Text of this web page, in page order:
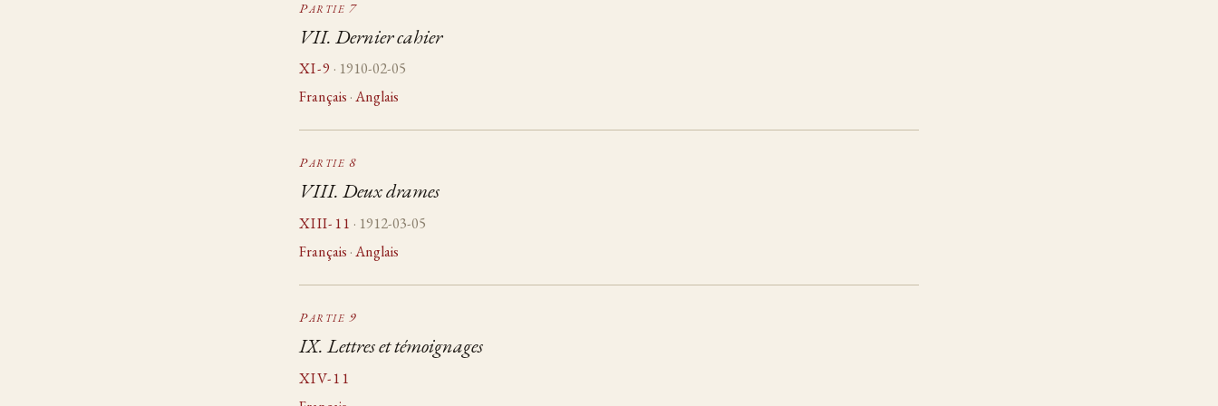
Partie 7
VII. Dernier cahier
XI-9 · 1910-02-05
Français ·Anglais
Partie 8
VIII. Deux drames
XIII-11 · 1912-03-05
Français ·Anglais
Partie 9
IX. Lettres et témoignages
XIV-11